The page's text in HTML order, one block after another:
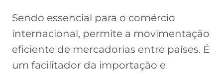
Sendo essencial para o comércio
internacional, permite a movimentação
eficiente de mercadorias entre países. É
um facilitador da importação e